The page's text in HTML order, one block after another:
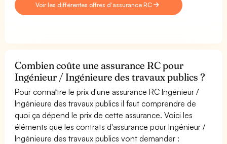
Voir les différentes offres d'assurance RC
Combien coûte une assurance RC pour
Ingénieur / Ingénieure des travaux publics ?
Pour connaître le prix d'une assurance RC Ingénieur /
Ingénieure des travaux publics il faut comprendre de
quoi ça dépend le prix de cette assurance. Voici les
éléments que les contrats d'assurance pour Ingénieur /
Ingénieure des travaux publics vont demander :